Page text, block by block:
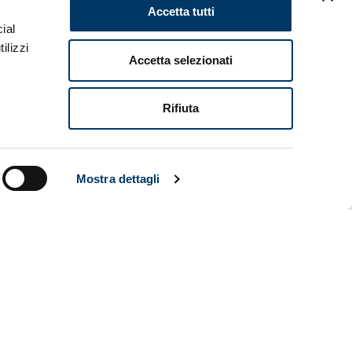
Mostra dettagli
Accetta tutti
Accetta selezionati
Rifiuta